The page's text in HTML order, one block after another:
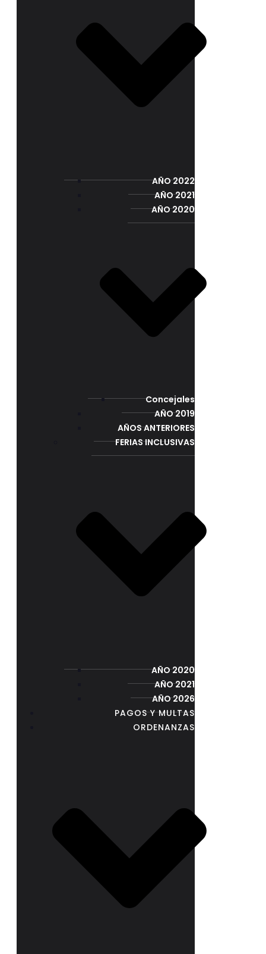
AÑO 2022
AÑO 2021
AÑO 2020
Concejales
AÑO 2019
AÑOS ANTERIORES
FERIAS INCLUSIVAS
AÑO 2020
AÑO 2021
AÑO 2026
PAGOS Y MULTAS
ORDENANZAS